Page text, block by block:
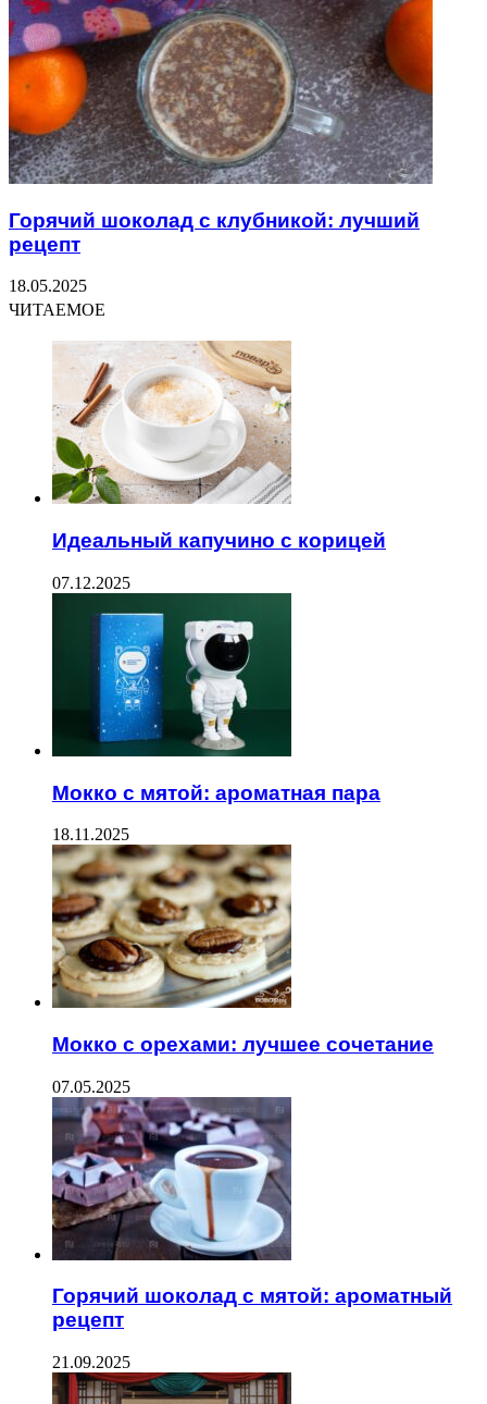
Горячий шоколад с клубникой: лучший
рецепт
18.05.2025
ЧИТАЕМОЕ
Идеальный капучино с корицей
07.12.2025
Мокко с мятой: ароматная пара
18.11.2025
Мокко с орехами: лучшее сочетание
07.05.2025
Горячий шоколад с мятой: ароматный
рецепт
21.09.2025